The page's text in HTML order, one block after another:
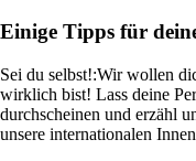
Einige Tipps für
Sei du selbst!:Wir wollen
wirklich bist! Lass deine
durchscheinen und erzähl
unsere internationalen